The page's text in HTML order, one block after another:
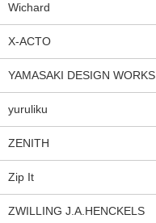
Wichard
X-ACTO
YAMASAKI DESIGN WORKS
yuruliku
ZENITH
Zip It
ZWILLING J.A.HENCKELS